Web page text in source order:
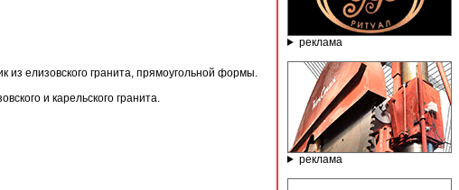
елизовского гранита, прямоугольной формы.
и карельского гранита.
реклама
реклама